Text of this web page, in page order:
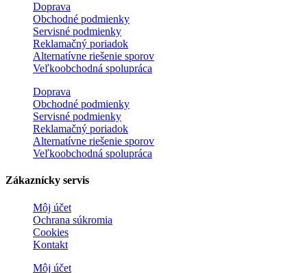
Doprava
Obchodné podmienky
Servisné podmienky
Reklamačný poriadok
Alternatívne riešenie sporov
Veľkoobchodná spolupráca
Doprava
Obchodné podmienky
Servisné podmienky
Reklamačný poriadok
Alternatívne riešenie sporov
Veľkoobchodná spolupráca
Zákaznícky servis
Môj účet
Ochrana súkromia
Cookies
Kontakt
Môj účet